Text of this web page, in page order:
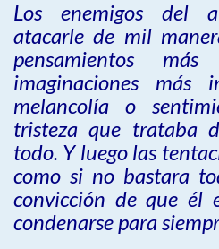
Los enemigos del
atacarle de mil
pensamientos
imaginaciones más
melancolía o
tristeza que trataba
todo. Y luego las
como si no bastara
convicción de que él
condenarse para